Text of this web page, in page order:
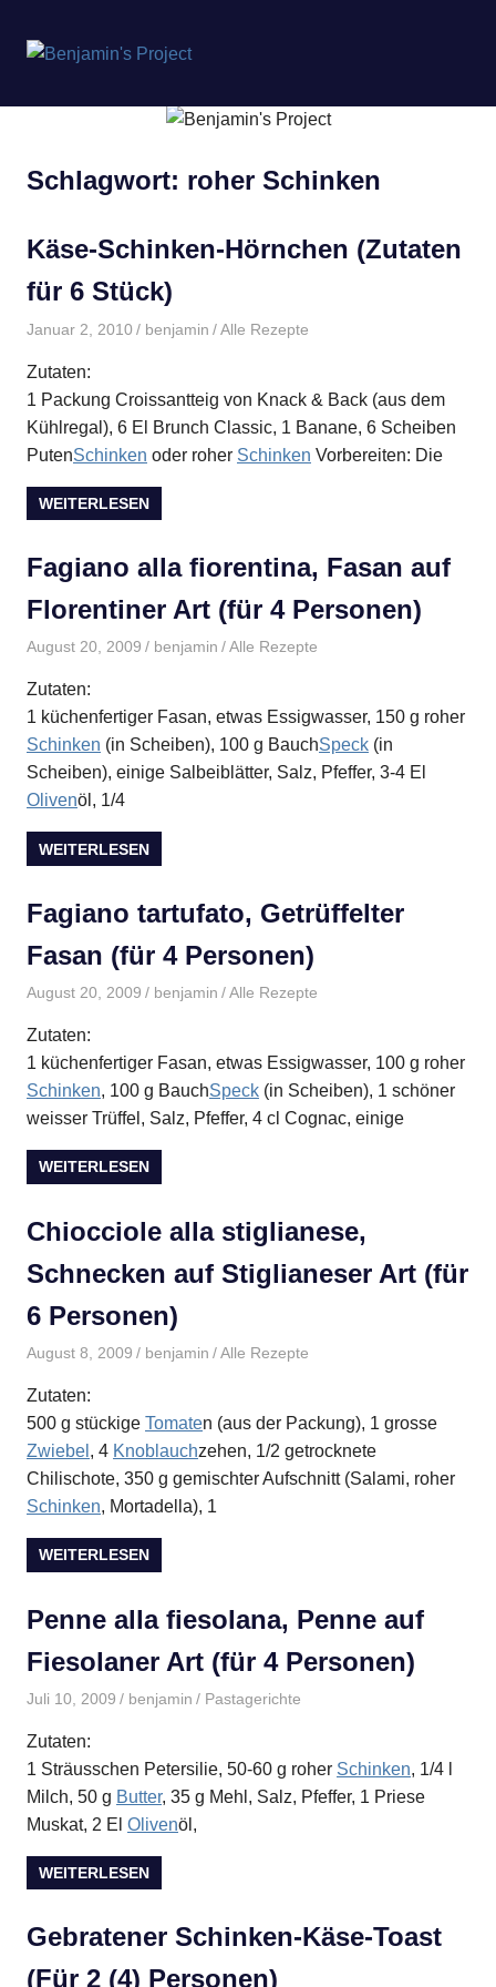
springen
Project
Schlagwort: roher Schinken
Käse-Schinken-Hörnchen (Zutaten
für 6 Stück)
Januar 2, 2010 benjamin Alle Rezepte
Zutaten:
1 Packung Croissantteig von Knack & Back (aus dem
Kühlregal), 6 El Brunch Classic, 1 Banane, 6 Scheiben
PutenSchinken oder roher Schinken Vorbereiten: Die
WEITERLESEN
Fagiano alla fiorentina, Fasan auf
Florentiner Art (für 4 Personen)
August 20, 2009 benjamin Alle Rezepte
Zutaten:
1 küchenfertiger Fasan, etwas Essigwasser, 150 g roher
Schinken (in Scheiben), 100 g BauchSpeck (in
Scheiben), einige Salbeiblätter, Salz, Pfeffer, 3-4 El
Olivenöl, 1/4
WEITERLESEN
Fagiano tartufato, Getrüffelter
Fasan (für 4 Personen)
August 20, 2009 benjamin Alle Rezepte
Zutaten:
1 küchenfertiger Fasan, etwas Essigwasser, 100 g roher
Schinken, 100 g BauchSpeck (in Scheiben), 1 schöner
weisser Trüffel, Salz, Pfeffer, 4 cl Cognac, einige
WEITERLESEN
Chiocciole alla stiglianese,
Schnecken auf Stiglianeser Art (für
6 Personen)
August 8, 2009 benjamin Alle Rezepte
Zutaten:
500 g stückige Tomaten (aus der Packung), 1 grosse
Zwiebel , 4 Knoblauchzehen, 1/2 getrocknete
Chilischote, 350 g gemischter Aufschnitt (Salami, roher
Schinken, Mortadella), 1
WEITERLESEN
Penne alla fiesolana, Penne auf
Fiesolaner Art (für 4 Personen)
Juli 10, 2009 benjamin Pastagerichte
Zutaten:
1 Sträusschen Petersilie, 50-60 g roher Schinken, 1/4 l
Milch, 50 g Butter, 35 g Mehl, Salz, Pfeffer, 1 Priese
Muskat, 2 El Olivenöl,
WEITERLESEN
Gebratener Schinken-Käse-Toast
(Für 2 (4) Personen)